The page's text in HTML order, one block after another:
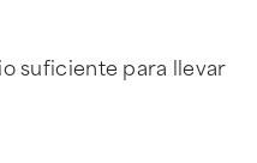
suficiente para llevar